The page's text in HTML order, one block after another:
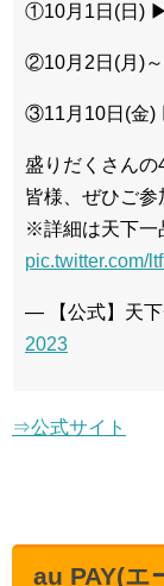
①10月1日(日)
②10月2日(月)
③11月10日(金)
盛りだくさんの
皆様、ぜひご
※詳細は天下一
pic.twitter.com/
— 【公式】天下
2023
⇒公式サイト
au PAY(エ